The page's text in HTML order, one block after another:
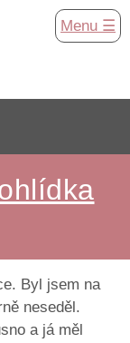
Menu ☰
Byl jsem na
neseděl.
a já měl